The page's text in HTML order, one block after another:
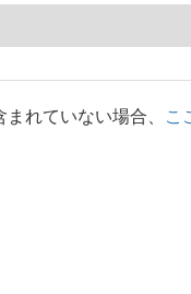
れていない場合、 こ